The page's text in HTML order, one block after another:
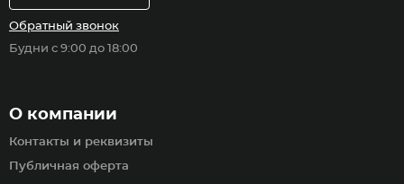
О компании
Контакты и реквизиты
Публичная оферта
Обратный звонок
Будни с 9:00 до 18:00